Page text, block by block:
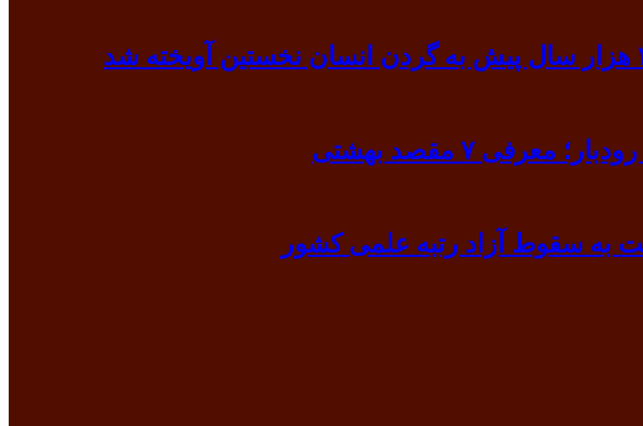
۷ مقصد بهشتی
به سقوط آزاد رتبه علمی کشور